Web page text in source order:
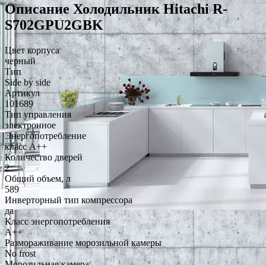
Описание Холодильник Hitachi R-
S702GPU2GBK
Цвет корпуса
черный
Тип
Side by side
Артикул
101689
Тип управления
электронное
Энергопотребление
класс A++
Количество дверей
2
Общий объем, л
589
Инверторный тип компрессора
да
Класс энергопотребления
A++
Размораживание морозильной камеры
No frost